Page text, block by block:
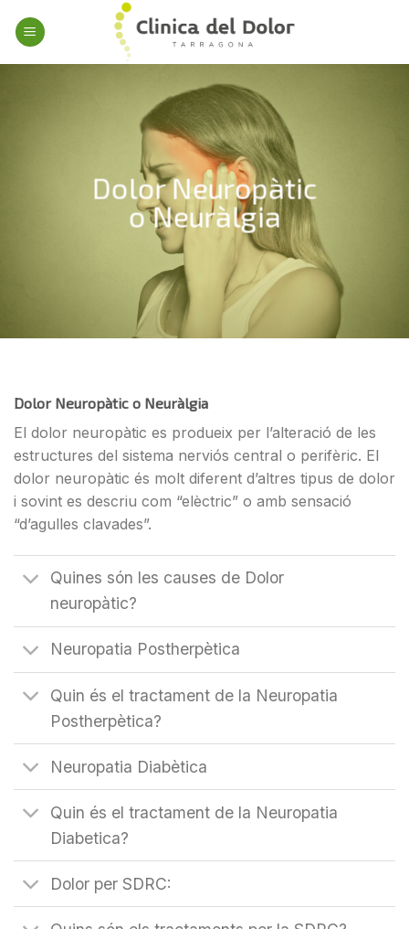
Dolor Neuropàtic
o Neuràlgia
Dolor Neuropàtic o Neuràlgia
El dolor neuropàtic es produeix per l’alteració de les
estructures del sistema nerviós central o perifèric. El
dolor neuropàtic és molt diferent d’altres tipus de dolor
i sovint es descriu com “elèctric” o amb sensació
“d’agulles clavades”.
Quines són les causes de Dolor
neuropàtic?
Neuropatia Postherpètica
Quin és el tractament de la Neuropatia
Postherpètica?
Neuropatia Diabètica
Quin és el tractament de la Neuropatia
Diabetica?
Dolor per SDRC: